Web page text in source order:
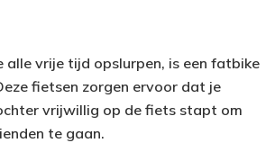
alle vrije tijd opslurpen, is een fatbike
fietsen zorgen ervoor dat je
vrijwillig op de fiets stapt om
te gaan.